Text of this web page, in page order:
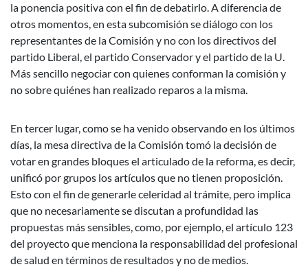
la ponencia positiva con el fin de debatirlo. A diferencia de
otros momentos, en esta subcomisión se diálogo con los
representantes de la Comisión y no con los directivos del
partido Liberal, el partido Conservador y el partido de la U.
Más sencillo negociar con quienes conforman la comisión y
no sobre quiénes han realizado reparos a la misma.
En tercer lugar, como se ha venido observando en los últimos
días, la mesa directiva de la Comisión tomó la decisión de
votar en grandes bloques el articulado de la reforma, es decir,
unificó por grupos los artículos que no tienen proposición.
Esto con el fin de generarle celeridad al trámite, pero implica
que no necesariamente se discutan a profundidad las
propuestas más sensibles, como, por ejemplo, el artículo 123
del proyecto que menciona la responsabilidad del profesional
de salud en términos de resultados y no de medios.